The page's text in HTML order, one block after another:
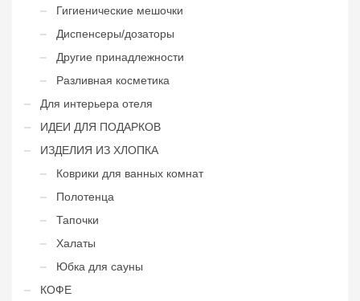
Гигиенические мешочки
Диспенсеры/дозаторы
Другие принадлежности
Разливная косметика
Для интерьера отеля
ИДЕИ ДЛЯ ПОДАРКОВ
ИЗДЕЛИЯ ИЗ ХЛОПКА
Коврики для ванных комнат
Полотенца
Тапочки
Халаты
Юбка для сауны
КОФЕ